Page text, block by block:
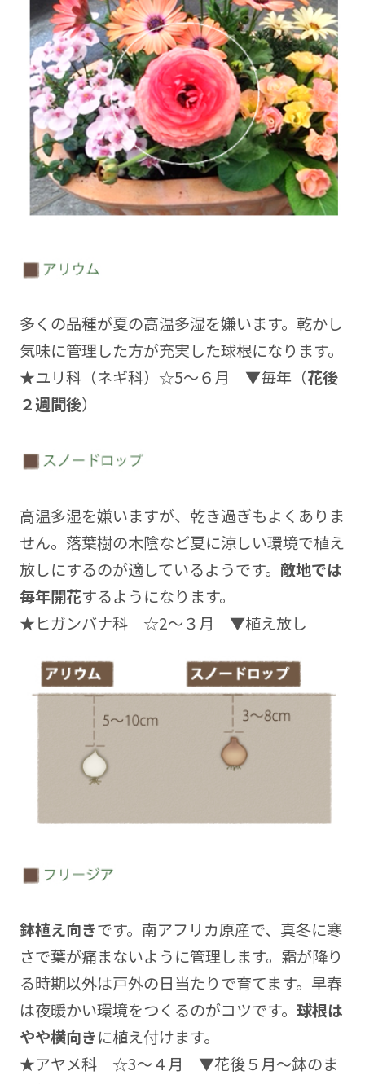
多くの品種が夏の高温多湿を嫌います。乾かし
気味に管理した方が充実した球根になります。
★ユリ科（ネギ科）☆5～６月 ▼毎年（花後
２週間後）
高温多湿を嫌いますが、乾き過ぎもよくありま
せん。落葉樹の木陰など夏に涼しい環境で植え
放しにするのが適しているようです。 敵地では
毎年開花するようになります。
★ヒガンバナ科 ☆2～３月 ▼植え放し
鉢植え向きです。南アフリカ原産で、真冬に寒
さで葉が痛まないように管理します。霜が降り
る時期以外は戸外の日当たりで育てます。早春
は夜暖かい環境をつくるのがコツです。 球根は
やや横向きに植え付けます。
★アヤメ科 ☆3～４月 ▼花後５月～鉢のま